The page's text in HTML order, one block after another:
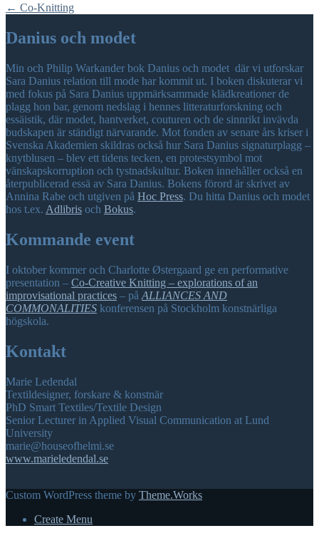
← Co-Knitting
Danius och modet
Min och Philip Warkander bok Danius och modet där vi utforskar
Sara Danius relation till mode har kommit ut. I boken diskuterar vi
med fokus på Sara Danius uppmärksammade klädkreationer de
plagg hon bar, genom nedslag i hennes litteraturforskning och
essäistik, där modet, hantverket, couturen och de sinnrikt invävda
budskapen är ständigt närvarande. Mot fonden av senare års kriser i
Svenska Akademien skildras också hur Sara Danius signaturplagg –
knytblusen – blev ett tidens tecken, en protestsymbol mot
vänskapskorruption och tystnadskultur. Boken innehåller också en
återpublicerad essä av Sara Danius. Bokens förord är skrivet av
Annina Rabe och utgiven på Hoc Press. Du hitta Danius och modet
hos t.ex. Adlibris och Bokus.
Kommande event
I oktober kommer och Charlotte Østergaard ge en performative
presentation – Co-Creative Knitting – explorations of an
improvisational practices – på ALLIANCES AND
COMMONALITIES konferensen på Stockholm konstnärliga
högskola.
Kontakt
Marie Ledendal
Textildesigner, forskare & konstnär
PhD Smart Textiles/Textile Design
Senior Lecturer in Applied Visual Communication at Lund
University
marie@houseofhelmi.se
www.marieledendal.se
Custom WordPress theme by Theme.Works
Create Menu